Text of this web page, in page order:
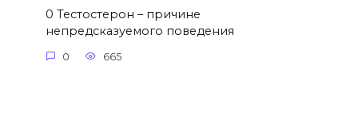
0 Тестостерон – причине
непредсказуемого поведения
0 665